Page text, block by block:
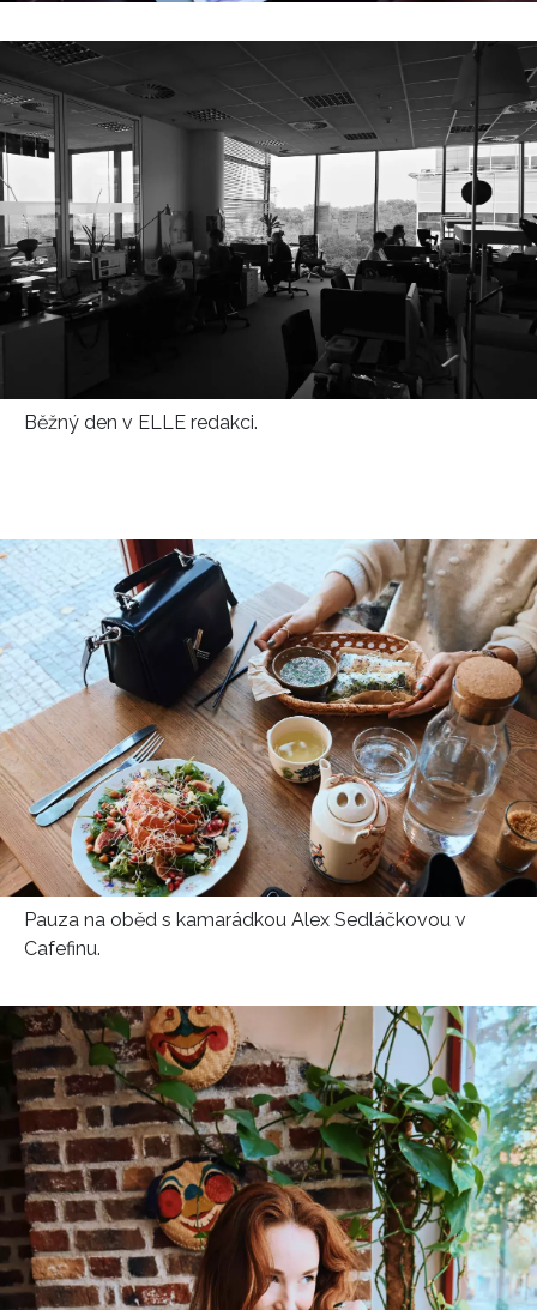
Běžný den v ELLE redakci.
Pauza na oběd s kamarádkou Alex Sedláčkovou v
Cafefinu.